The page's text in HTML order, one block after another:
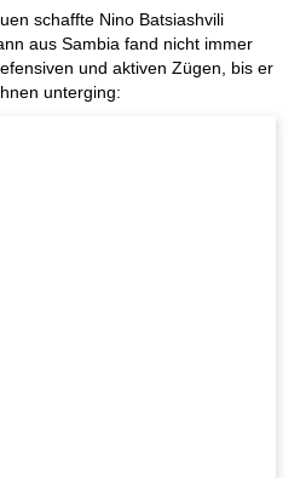
schaffte Nino Batsiashvili
aus Sambia fand nicht immer
und aktiven Zügen, bis er
unterging: